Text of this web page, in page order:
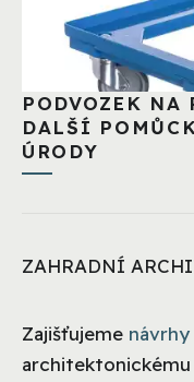
PODVOZEK NA
DALŠÍ
ÚRODY
ZAHRADNÍ
Zajišťujeme návrhy
architektonickému